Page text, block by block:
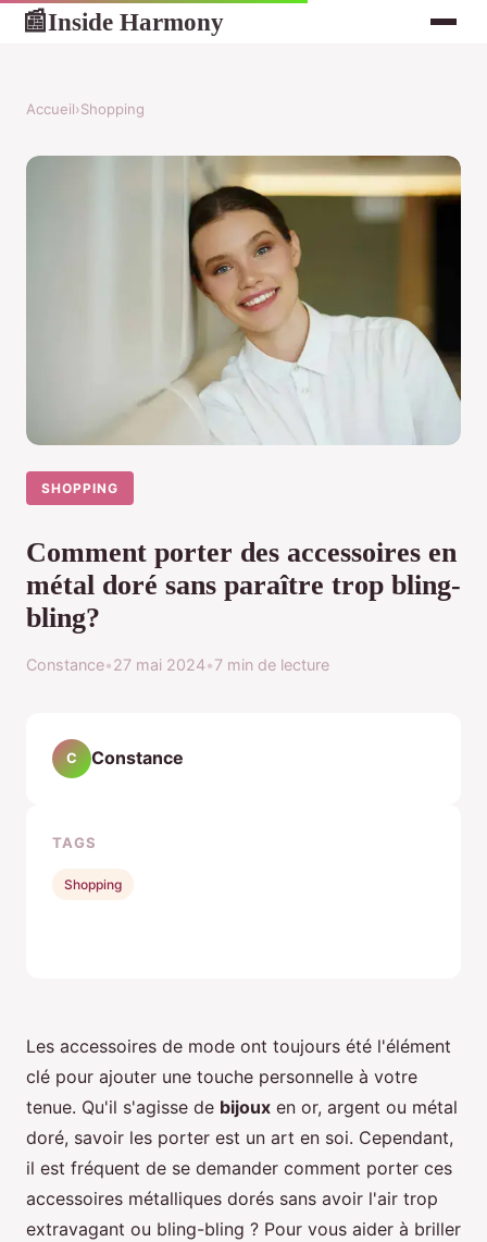
📰Inside Harmony
Accueil›Shopping
SHOPPING
Comment porter des accessoires en
métal doré sans paraître trop bling-
bling?
Constance•27 mai 2024•7 min de lecture
Les accessoires de mode ont toujours été l'élément
clé pour ajouter une touche personnelle à votre
tenue. Qu'il s'agisse de bijoux en or, argent ou métal
doré, savoir les porter est un art en soi. Cependant,
il est fréquent de se demander comment porter ces
accessoires métalliques dorés sans avoir l'air trop
extravagant ou bling-bling ? Pour vous aider à briller
C Constance
TAGS
Shopping